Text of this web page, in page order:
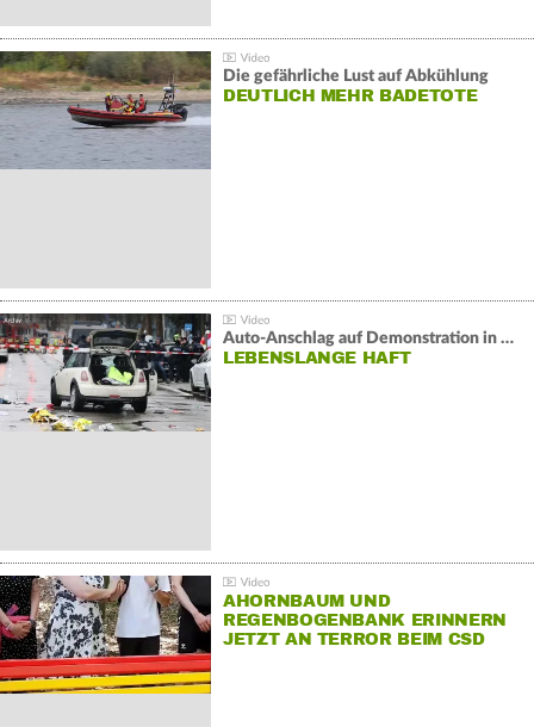
Die gefährliche Lust auf Abkühlung
DEUTLICH MEHR BADETOTE
Auto-Anschlag auf Demonstration in München:
LEBENSLANGE HAFT
AHORNBAUM UND
REGENBOGENBANK ERINNERN
JETZT AN TERROR BEIM CSD